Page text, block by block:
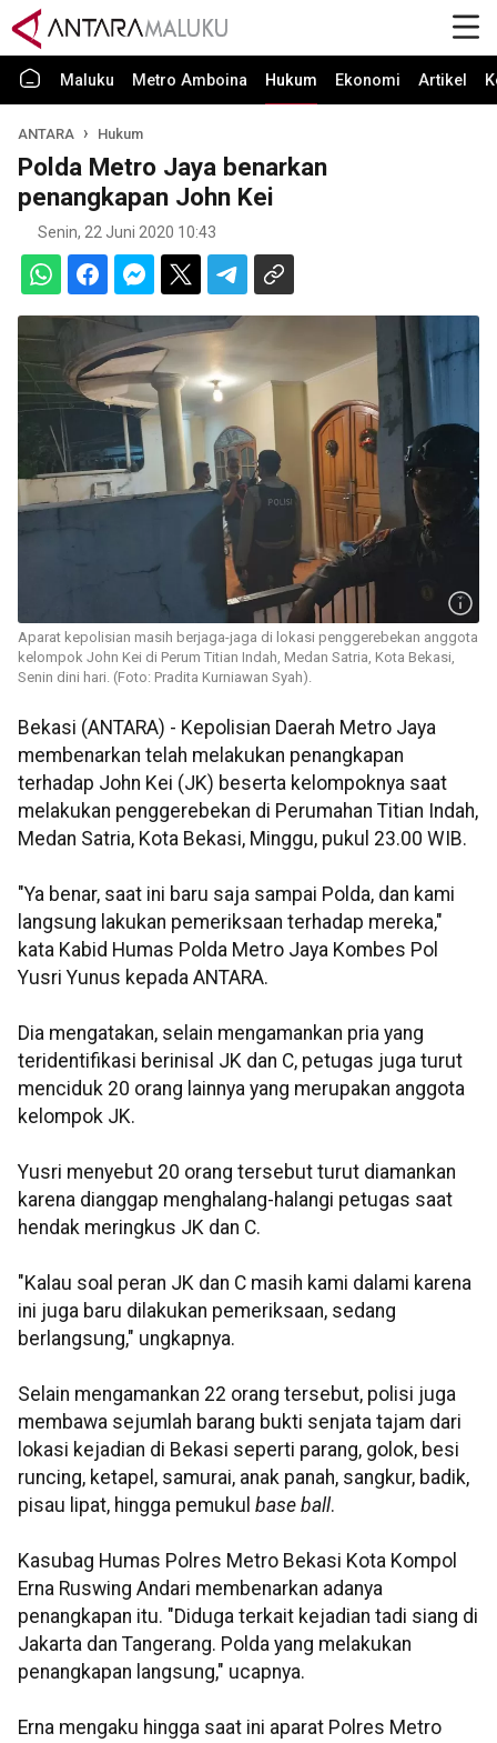
Maluku Metro Amboina Hukum Ekonomi Artikel
ANTARA Hukum
Polda Metro Jaya benarkan
penangkapan John Kei
Senin, 22 Juni 2020 10:43
Aparat kepolisian masih berjaga-jaga di lokasi penggerebekan anggota
kelompok John Kei di Perum Titian Indah, Medan Satria, Kota Bekasi,
Senin dini hari. (Foto: Pradita Kurniawan Syah).
Bekasi (ANTARA) - Kepolisian Daerah Metro Jaya
membenarkan telah melakukan penangkapan
terhadap John Kei (JK) beserta kelompoknya saat
melakukan penggerebekan di Perumahan Titian Indah,
Medan Satria, Kota Bekasi, Minggu, pukul 23.00 WIB.
"Ya benar, saat ini baru saja sampai Polda, dan kami
langsung lakukan pemeriksaan terhadap mereka,"
kata Kabid Humas Polda Metro Jaya Kombes Pol
Yusri Yunus kepada ANTARA.
Dia mengatakan, selain mengamankan pria yang
teridentifikasi berinisal JK dan C, petugas juga turut
menciduk 20 orang lainnya yang merupakan anggota
kelompok JK.
Yusri menyebut 20 orang tersebut turut diamankan
karena dianggap menghalang-halangi petugas saat
hendak meringkus JK dan C.
"Kalau soal peran JK dan C masih kami dalami karena
ini juga baru dilakukan pemeriksaan, sedang
berlangsung," ungkapnya.
Selain mengamankan 22 orang tersebut, polisi juga
membawa sejumlah barang bukti senjata tajam dari
lokasi kejadian di Bekasi seperti parang, golok, besi
runcing, ketapel, samurai, anak panah, sangkur, badik,
pisau lipat, hingga pemukul base ball.
Kasubag Humas Polres Metro Bekasi Kota Kompol
Erna Ruswing Andari membenarkan adanya
penangkapan itu. "Diduga terkait kejadian tadi siang di
Jakarta dan Tangerang. Polda yang melakukan
penangkapan langsung," ucapnya.
Erna mengaku hingga saat ini aparat Polres Metro